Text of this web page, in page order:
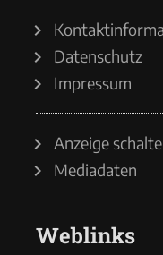
Datenschutz
Impressum
Anzeige
Mediadaten
Weblinks